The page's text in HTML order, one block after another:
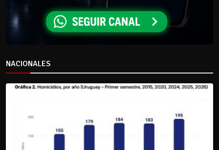
NACIONALES